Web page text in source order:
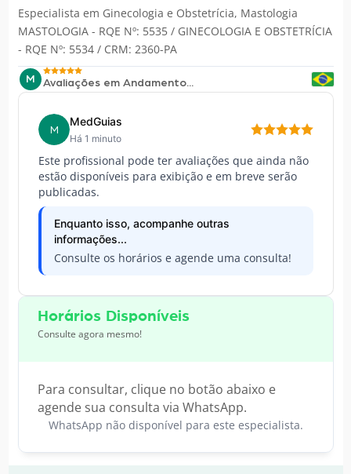
Especialista em Ginecologia e Obstetrícia, Mastologia
MASTOLOGIA - RQE Nº: 5535 / GINECOLOGIA E OBSTETRÍCIA
- RQE Nº: 5534 / CRM: 2360-PA
M Avaliações em Andamento...
M
MedGuias
Há 1 minuto
Este profissional pode ter avaliações que ainda não
estão disponíveis para exibição e em breve serão
publicadas.
Enquanto isso, acompanhe outras
informações...
Consulte os horários e agende uma consulta!
Horários Disponíveis
Consulte agora mesmo!
Para consultar, clique no botão abaixo e
agende sua consulta via WhatsApp.
WhatsApp não disponível para este especialista.